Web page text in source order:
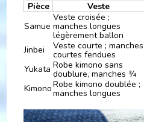
Pièce Veste
Samue
Veste croisée ;
manches longues
légèrement ballon
Jinbei
Veste courte ; manches
courtes fendues
Yukata Robe kimono sans
doublure, manches ¾
KimonoRobe kimono doublée ;
manches longues